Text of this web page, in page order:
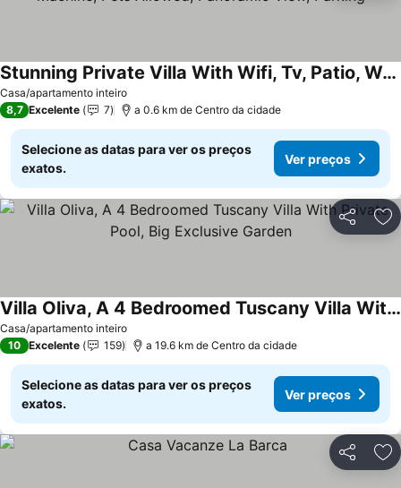
Casa/apartamento inteiro
Stunning Private Villa With Wifi, Tv, Patio, Washing Machine, Pets Allowed, Panoramic View, Parking
8,7 Excelente 7 a 0.6 km de Centro da cidade
Selecione as datas para ver os preços
exatos.
Ver preços
Partilhar
Casa/apartamento inteiro
Villa Oliva, A 4 Bedroomed Tuscany Villa With Private Pool, Big Exclusive Garden
10 Excelente 159 a 19.6 km de Centro da cidade
Selecione as datas para ver os preços
exatos.
Ver preços
Partilhar